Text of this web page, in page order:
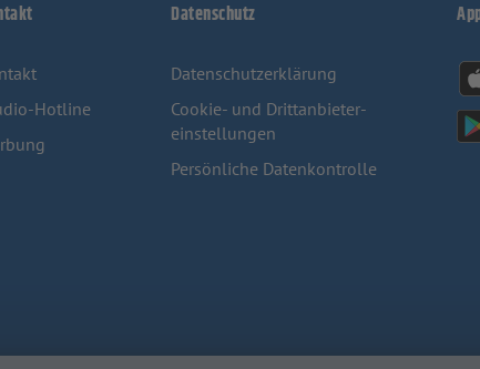
Hotline
Datenschutz
Datenschutzerklärung
Cookie- und Drittanbieter-
einstellungen
Persönliche Datenkontrolle